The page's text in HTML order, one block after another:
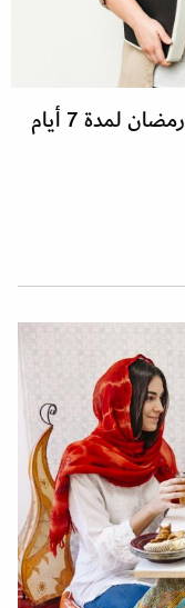
لمدة 7 أيام